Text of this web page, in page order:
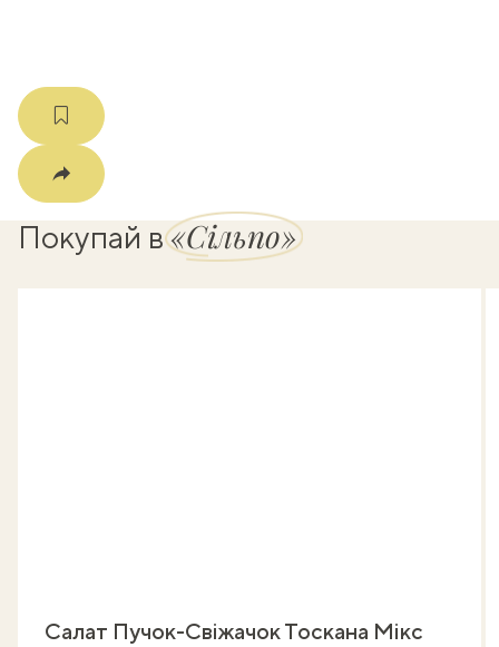
Покупай в«Сільпо»
Салат Пучок-Свіжачок Тоскана Мікс